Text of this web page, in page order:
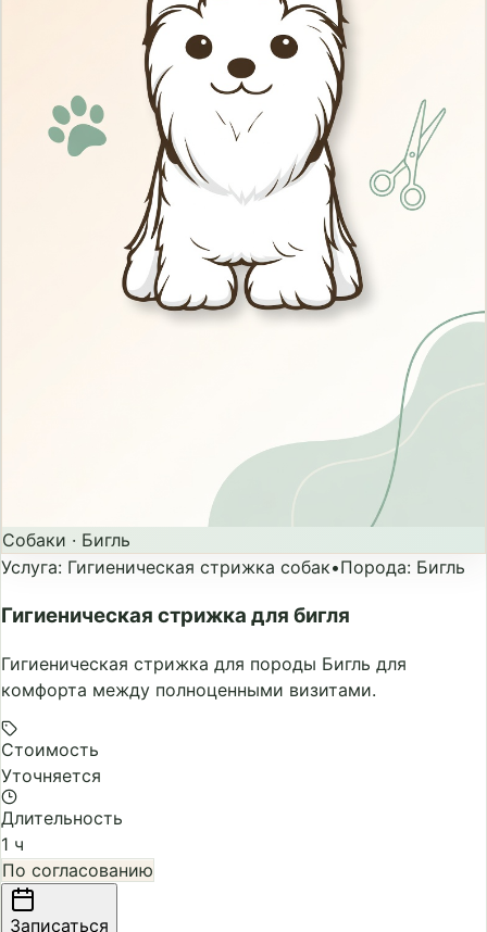
Собаки · Бигль
Услуга: Гигиеническая стрижка собак•Порода: Бигль
Гигиеническая стрижка для бигля
Гигиеническая стрижка для породы Бигль для
комфорта между полноценными визитами.
Стоимость
Уточняется
Длительность
1 ч
По согласованию
Записаться